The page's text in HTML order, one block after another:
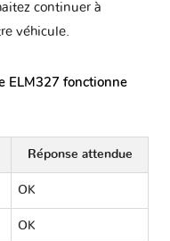
continuer à
véhicule.
ELM327 fonctionne
Réponse attendue
OK
OK